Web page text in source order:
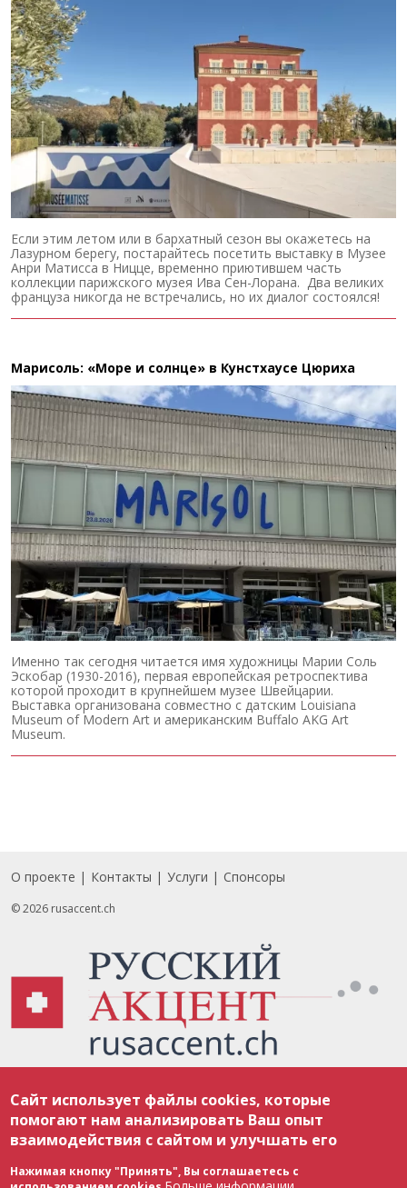
Если этим летом или в бархатный сезон вы окажетесь на
Лазурном берегу, постарайтесь посетить выставку в Музее
Анри Матисса в Ницце, временно приютившем часть
коллекции парижского музея Ива Сен-Лорана. Два великих
француза никогда не встречались, но их диалог состоялся!
Марисоль: «Море и солнце» в Кунстхаусе Цюриха
Именно так сегодня читается имя художницы Марии Соль
Эскобар (1930-2016), первая европейская ретроспектива
которой проходит в крупнейшем музее Швейцарии.
Выставка организована совместно с датским Louisiana
Museum of Modern Art и американским Buffalo AKG Art
Museum.
Footer
О проекте Контакты Услуги Спонсоры
© 2026 rusaccent.ch
соответствии с законодательством Швейцарии об авторском праве и
международными соглашениями. Полное или частичное использование
материалов возможно только с разрешения редакции. В случае полного
или частичного воспроизведения материалов сайта rusaccent.ch,
ОБЯЗАТЕЛЬНА АКТИВНАЯ ГИПЕРССЫЛКА на конкретный заимствованный
текст. Фотоизображения, размещенные редакцией rusaccent.ch, являются
ее исключительной собственностью. Полное или частичное
Сайт использует файлы cookies, которые
помогают нам анализировать Ваш опыт
взаимодействия с сайтом и улучшать его
Нажимая кнопку "Принять", Вы соглашаетесь с